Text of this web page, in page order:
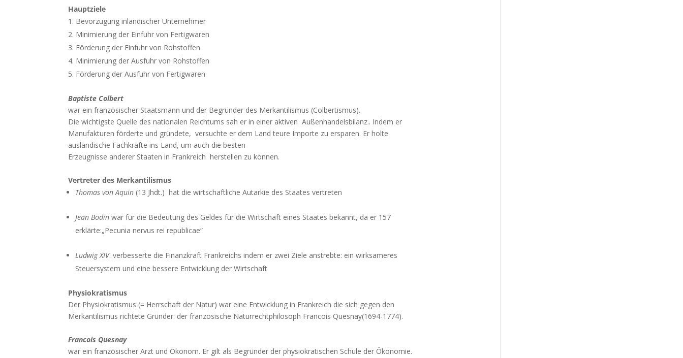
Hauptziele
Bevorzugung inländischer Unternehmer
Minimierung der Einfuhr von Fertigwaren
Förderung der Einfuhr von Rohstoffen
Minimierung der Ausfuhr von Rohstoffen
Förderung der Ausfuhr von Fertigwaren
Baptiste Colbert
war ein französischer Staatsmann und der Begründer des Merkantilismus (Colbertismus).
Die wichtigste Quelle des nationalen Reichtums sah er in einer aktiven Außenhandelsbilanz.. Indem er
Manufakturen förderte und gründete, versuchte er dem Land teure Importe zu ersparen. Er holte
ausländische Fachkräfte ins Land, um auch die besten
Erzeugnisse anderer Staaten in Frankreich herstellen zu können.
Vertreter des Merkantilismus
Thomas von Aquin (13 Jhdt.) hat die wirtschaftliche Autarkie des Staates vertreten
Jean Bodin war für die Bedeutung des Geldes für die Wirtschaft eines Staates bekannt, da er 157
erklärte:„Pecunia nervus rei republicae“
Ludwig XIV. verbesserte die Finanzkraft Frankreichs indem er zwei Ziele anstrebte: ein wirksameres
Steuersystem und eine bessere Entwicklung der Wirtschaft
Physiokratismus
Der Physiokratismus (= Herrschaft der Natur) war eine Entwicklung in Frankreich die sich gegen den
Merkantilismus richtete Gründer: der französische Naturrechtphilosoph Francois Quesnay(1694-1774).
Francois Quesnay
war ein französischer Arzt und Ökonom. Er gilt als Begründer der physiokratischen Schule der Ökonomie.